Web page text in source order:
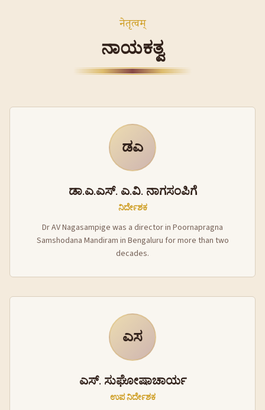
नेतृत्वम्
ನಾಯಕತ್ವ
ಡಎ
ಡಾ.ಎ.ಎಸ್. ಎ.ವಿ. ನಾಗಸಂಪಿಗೆ
ನಿರ್ದೇಶಕ
Dr AV Nagasampige was a director in Poornapragna
Samshodana Mandiram in Bengaluru for more than two
decades.
ಎಸ
ಎಸ್. ಸುಘೋಷಾಚಾರ್ಯ
ಉಪ ನಿರ್ದೇಶಕ